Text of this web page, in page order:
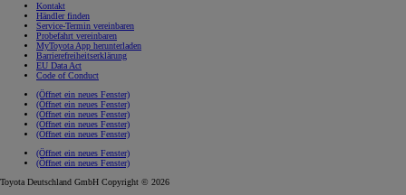
Kontakt
Händler finden
Service-Termin vereinbaren
Probefahrt vereinbaren
MyToyota App herunterladen
Barrierefreiheitserklärung
EU Data Act
Code of Conduct
(Öffnet ein neues Fenster)
(Öffnet ein neues Fenster)
(Öffnet ein neues Fenster)
(Öffnet ein neues Fenster)
(Öffnet ein neues Fenster)
(Öffnet ein neues Fenster)
(Öffnet ein neues Fenster)
Toyota Deutschland GmbH Copyright © 2026